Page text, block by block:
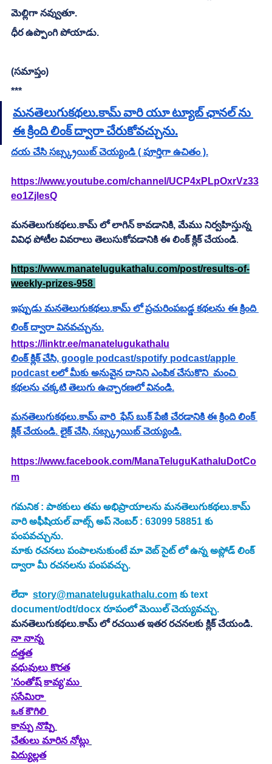
మెల్లిగా నవ్వుతూ.
ధీర ఉప్పొంగి పోయాడు.
(సమాప్తం)
***
మనతెలుగుకథలు.కామ్ వారి యూ ట్యూబ్ ఛానల్ ను
ఈ క్రింది లింక్ ద్వారా చేరుకోవచ్చును.
దయ చేసి సబ్స్క్రయిబ్ చెయ్యండి ( పూర్తిగా ఉచితం ).
https://www.youtube.com/channel/UCP4xPLpOxrVz33
eo1ZjlesQ
మనతెలుగుకథలు.కామ్ లో లాగిన్ కావడానికి, మేము నిర్వహిస్తున్న
వివిధ పోటీల వివరాలు తెలుసుకోవడానికి ఈ లింక్ క్లిక్ చేయండి.
https://www.manatelugukathalu.com/post/results-of-
weekly-prizes-958
ఇప్పుడు మనతెలుగుకథలు.కామ్ లో ప్రచురింపబడ్డ కథలను ఈ క్రింది
లింక్ ద్వారా వినవచ్చును.
https://linktr.ee/manatelugukathalu
లింక్ క్లిక్ చేసి, google podcast/spotify podcast/apple
podcast లలో మీకు అనువైన దానిని ఎంపిక చేసుకొని  మంచి
కథలను చక్కటి తెలుగు ఉచ్చారణలో వినండి.
మనతెలుగుకథలు.కామ్ వారి  ఫేస్ బుక్ పేజీ చేరడానికి ఈ క్రింది లింక్
క్లిక్ చేయండి. లైక్ చేసి, సబ్స్క్రయిబ్ చెయ్యండి.
https://www.facebook.com/ManaTeluguKathaluDotCo
m
గమనిక : పాఠకులు తమ అభిప్రాయాలను మనతెలుగుకథలు.కామ్
వారి అఫీషియల్ వాట్స్ అప్ నెంబర్ : 63099 58851 కు
పంపవచ్చును.
మాకు రచనలు పంపాలనుకుంటే మా వెబ్ సైట్ లో ఉన్న అప్లోడ్ లింక్
ద్వారా మీ రచనలను పంపవచ్చు.
లేదా story@manatelugukathalu.com కు text
document/odt/docx రూపంలో మెయిల్ చెయ్యవచ్చు.
మనతెలుగుకథలు.కామ్ లో రచయిత ఇతర రచనలకు క్లిక్ చేయండి.
నా నాన్న
దత్తత
వధువులు కొరత
'సంతోష్ కావ్య'ము
ససేమిరా
ఒక కౌగిలి
కాన్పు నొప్పి
చేతులు మారిన నోట్లు
విద్యుల్లత